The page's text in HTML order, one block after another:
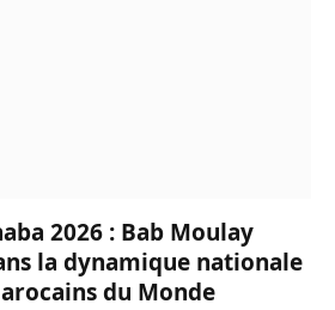
2026 : Bab Moulay
la dynamique nationale
du Monde